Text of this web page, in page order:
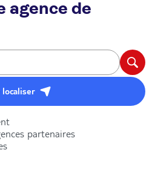
agence de
localiser
partenaires